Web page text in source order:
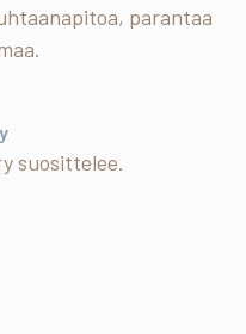
parantaa
suosittelee.